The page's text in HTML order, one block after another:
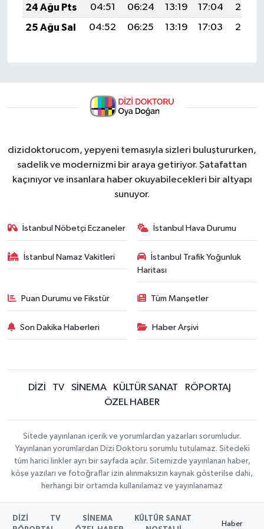
24 Ağu Pts 04:51 06:24 13:19 17:04
20:05
25 Ağu Sal
04:52 06:25 13:19 17:03 20:03
dizidoktorucom, yepyeni temasıyla sizleri buluştururken,
sadelik ve modernizmi bir araya getiriyor. Şatafattan
kaçınıyor ve insanlara haber okuyabilecekleri bir altyapı
sunuyor.
İstanbul Nöbetçi Eczaneler İstanbul Hava Durumu
İstanbul Namaz Vakitleri
İstanbul Trafik Yoğunluk
Haritası
Puan Durumu ve Fikstür Tüm Manşetler
Son Dakika Haberleri Haber Arşivi
DİZİ TV SİNEMA KÜLTÜR SANAT
RÖPORTAJ
ÖZEL HABER
Sitede yayınlanan içerik ve yorumlardan yazarları sorumludur.
Yayınlanan yorumlardan Dizi Doktoru sorumlu tutulamaz. Sitedeki
tüm harici linkler ayrı bir sayfada açılır. Sitemizde yayınlanan haber,
köşe yazıları ve fotoğraflar izin alınmaksızın kaynak gösterilse dahi,
herhangi bir ortamda kullanılamaz ve yayınlanamaz
DİZİ TV SİNEMA
KÜLTÜR SANAT
Haber